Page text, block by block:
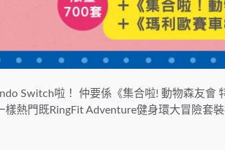
Switch啦！ 仲要係《集合啦! 動物森友會
樣熱門既RingFit Adventure健身環大冒險套裝